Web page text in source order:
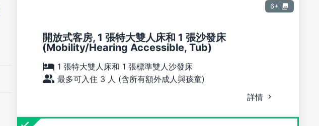
6+
開放式客房, 1 張特大雙人床和 1 張沙發床
(Mobility/Hearing Accessible, Tub)
1 張特大雙人床和 1 張標準雙人沙發床
最多可入住 3 人 (含所有額外成人與孩童)
詳情